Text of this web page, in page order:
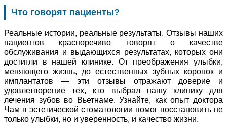
Что говорят пациенты?
Реальные истории, реальные результаты. Отзывы наших
пациентов красноречиво говорят о качестве
обслуживания и выдающихся результатах, которых они
достигли в нашей клинике. От преображения улыбки,
меняющего жизнь, до естественных зубных коронок и
имплантатов — эти отзывы отражают доверие и
удовлетворение тех, кто выбрал нашу клинику для
лечения зубов во Вьетнаме. Узнайте, как опыт доктора
Чам в эстетической стоматологии помог восстановить не
только улыбки, но и уверенность, и качество жизни.